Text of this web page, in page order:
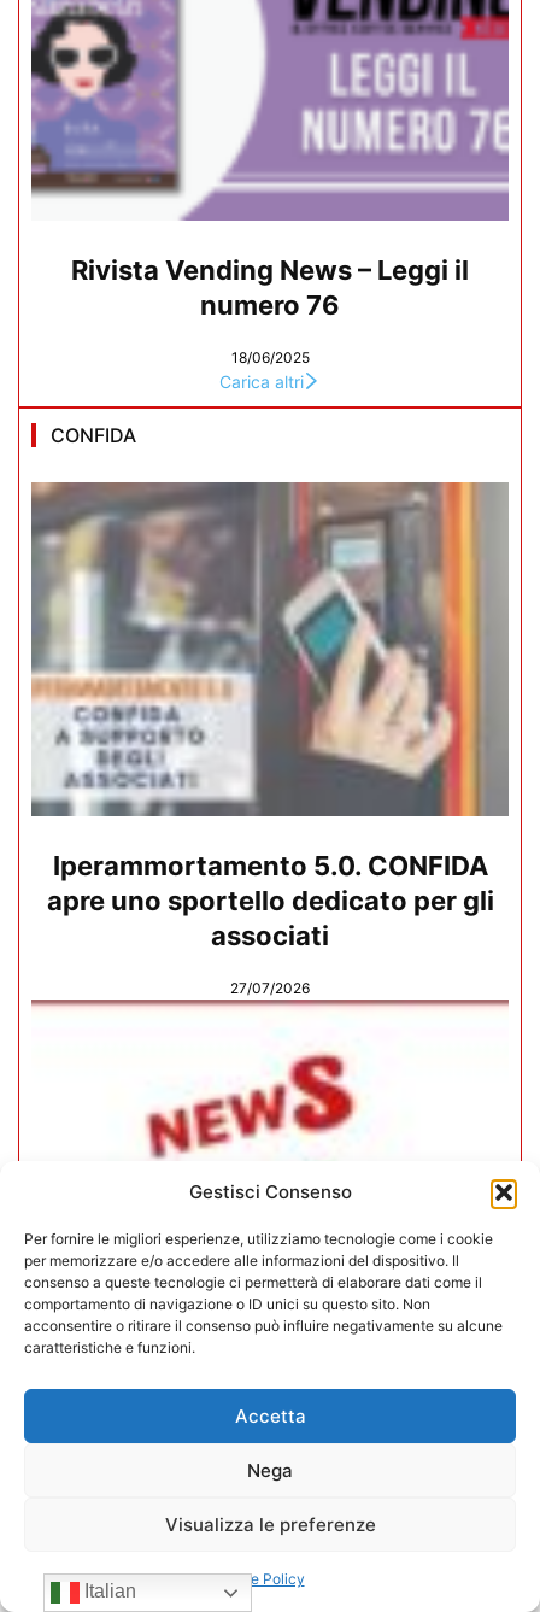
Gestisci Consenso
Per fornire le migliori esperienze, utilizziamo tecnologie come i cookie
per memorizzare e/o accedere alle informazioni del dispositivo. Il
consenso a queste tecnologie ci permetterà di elaborare dati come il
comportamento di navigazione o ID unici su questo sito. Non
acconsentire o ritirare il consenso può influire negativamente su alcune
caratteristiche e funzioni.
Accetta
Nega
Visualizza le preferenze
Cookie Policy
Rivista Vending News – Leggi il
numero 76
18/06/2025
Carica altri
CONFIDA
Iperammortamento 5.0. CONFIDA
apre uno sportello dedicato per gli
associati
27/07/2026
In CONFIDA l’ingresso di 4 nuovi
associati
22/07/2026
Italian